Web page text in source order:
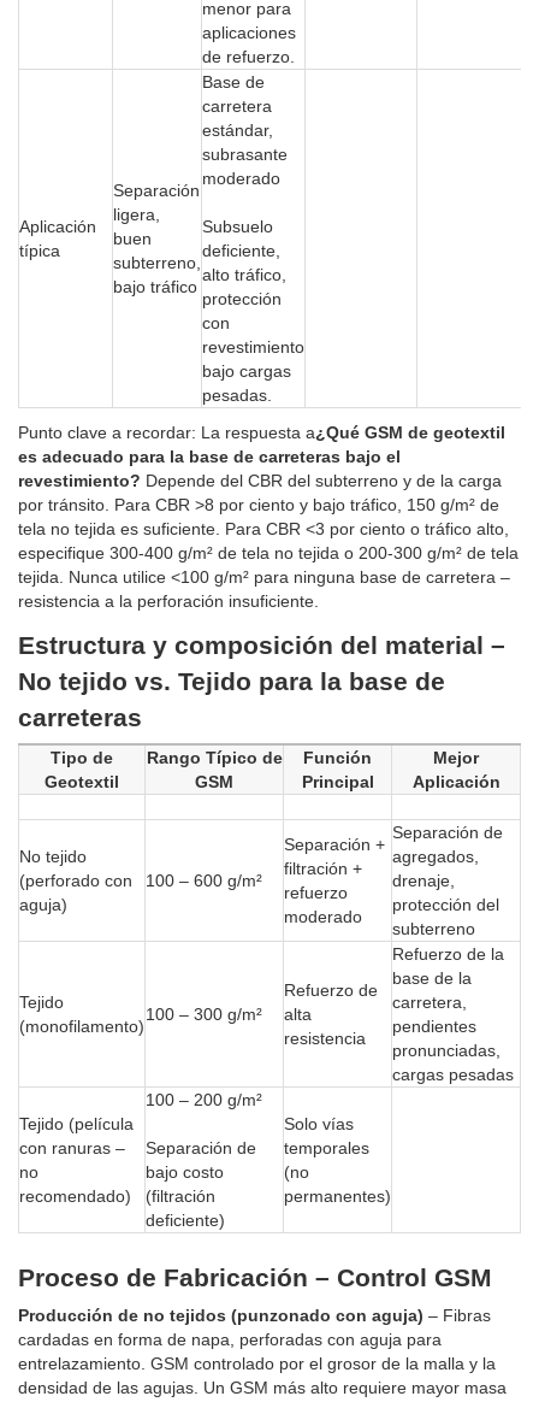
menor para
aplicaciones
de refuerzo.
Aplicación
típica
Separación
ligera,
buen
subterreno,
bajo tráfico
Base de
carretera
estándar,
subrasante
moderado
Subsuelo
deficiente,
alto tráfico,
protección
con
revestimiento
bajo cargas
pesadas.
Punto clave a recordar: La respuesta a¿Qué GSM de geotextil
es adecuado para la base de carreteras bajo el
revestimiento? Depende del CBR del subterreno y de la carga
por tránsito. Para CBR >8 por ciento y bajo tráfico, 150 g/m² de
tela no tejida es suficiente. Para CBR <3 por ciento o tráfico alto,
especifique 300-400 g/m² de tela no tejida o 200-300 g/m² de tela
tejida. Nunca utilice <100 g/m² para ninguna base de carretera –
resistencia a la perforación insuficiente.
Estructura y composición del material –
No tejido vs. Tejido para la base de
carreteras
Tipo de
Geotextil
Rango Típico de
GSM
Función
Principal
Mejor
Aplicación
No tejido
(perforado con
aguja)
100 – 600 g/m²
Separación +
filtración +
refuerzo
moderado
Separación de
agregados,
drenaje,
protección del
subterreno
Tejido
(monofilamento)
100 – 300 g/m²
Refuerzo de
alta
resistencia
Refuerzo de la
base de la
carretera,
pendientes
pronunciadas,
cargas pesadas
Tejido (película
con ranuras –
no
recomendado)
100 – 200 g/m²
Separación de
bajo costo
(filtración
deficiente)
Solo vías
temporales
(no
permanentes)
Proceso de Fabricación – Control GSM
Producción de no tejidos (punzonado con aguja) – Fibras
cardadas en forma de napa, perforadas con aguja para
entrelazamiento. GSM controlado por el grosor de la malla y la
densidad de las agujas. Un GSM más alto requiere mayor masa